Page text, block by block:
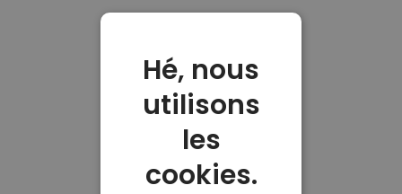
Hé, nous
utilisons
les
cookies.